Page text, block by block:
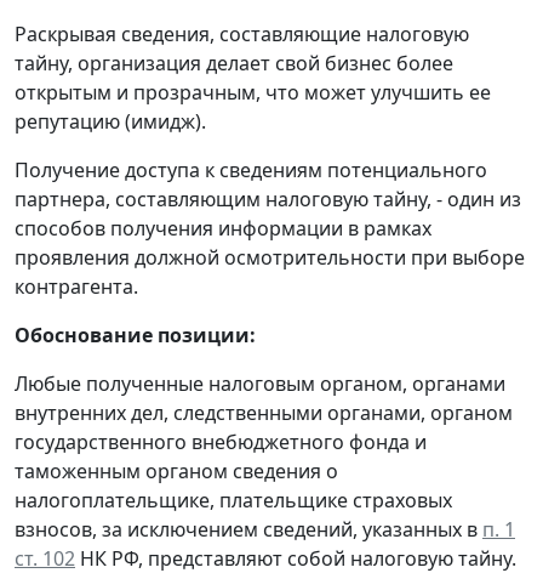
Раскрывая сведения, составляющие налоговую
тайну, организация делает свой бизнес более
открытым и прозрачным, что может улучшить ее
репутацию (имидж).
Получение доступа к сведениям потенциального
партнера, составляющим налоговую тайну, - один из
способов получения информации в рамках
проявления должной осмотрительности при выборе
контрагента.
Обоснование позиции:
Любые полученные налоговым органом, органами
внутренних дел, следственными органами, органом
государственного внебюджетного фонда и
таможенным органом сведения о
налогоплательщике, плательщике страховых
взносов, за исключением сведений, указанных в п. 1
ст. 102 НК РФ, представляют собой налоговую тайну.